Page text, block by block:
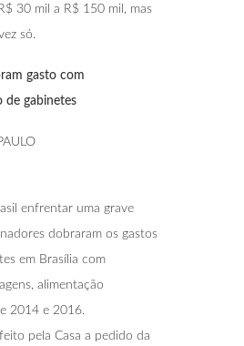
30 mil a R$ 150 mil, mas
só.
gasto com
de gabinetes
enfrentar uma grave
dobraram os gastos
em Brasília com
alimentação
2014 e 2016.
pela Casa a pedido da